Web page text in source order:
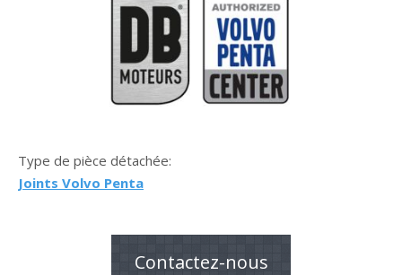
Type de pièce détachée:
Joints Volvo Penta
Contactez-nous